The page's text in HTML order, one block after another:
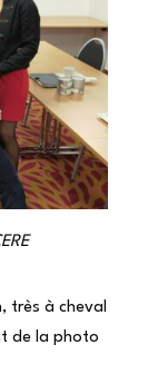
très à cheval
de la photo